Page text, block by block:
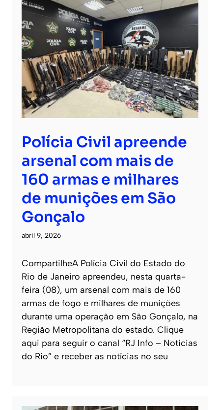
Polícia Civil apreende
arsenal com mais de
160 armas e milhares
de munições em São
Gonçalo
abril 9, 2026
CompartilheA Polícia Civil do Estado do
Rio de Janeiro apreendeu, nesta quarta-
feira (08), um arsenal com mais de 160
armas de fogo e milhares de munições
durante uma operação em São Gonçalo, na
Região Metropolitana do estado. Clique
aqui para seguir o canal “RJ Info – Noticias
do Rio” e receber as notícias no seu